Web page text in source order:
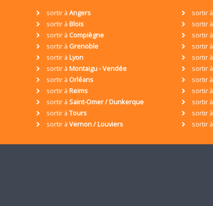
sortir à Angers sortir à
sortir à Blois sortir à
sortir à Compiègne sortir à
sortir à Grenoble sortir à
sortir à Lyon sortir à
sortir à Montaigu - Vendée sortir à
sortir à Orléans sortir à
sortir à Reims sortir à
sortir à Saint-Omer / Dunkerque sortir à
sortir à Tours sortir à
sortir à Vernon / Louviers sortir à